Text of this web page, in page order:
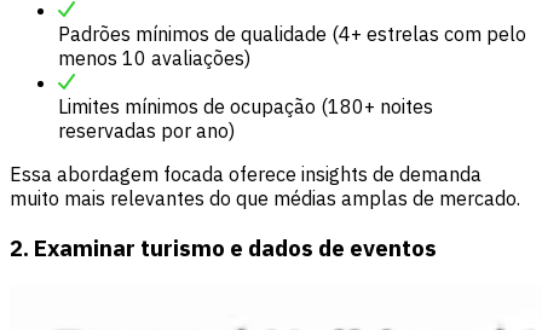
Padrões mínimos de qualidade (4+ estrelas com pelo
menos 10 avaliações)
Limites mínimos de ocupação (180+ noites
reservadas por ano)
Essa abordagem focada oferece insights de demanda
muito mais relevantes do que médias amplas de mercado.
2. Examinar turismo e dados de eventos